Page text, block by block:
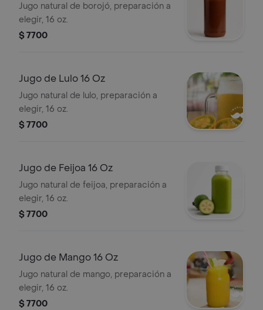
Jugo natural de borojó, preparación a
elegir, 16 oz.
$ 7700
Jugo de Lulo 16 Oz
Jugo natural de lulo, preparación a
elegir, 16 oz.
$ 7700
Jugo de Feijoa 16 Oz
Jugo natural de feijoa, preparación a
elegir, 16 oz.
$ 7700
Jugo de Mango 16 Oz
Jugo natural de mango, preparación a
elegir, 16 oz.
$ 7700